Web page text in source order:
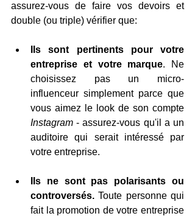
assurez-vous de faire vos devoirs et
double (ou triple) vérifier que:
Ils sont pertinents pour votre
entreprise et votre marque. Ne
choisissez pas un micro-
influenceur simplement parce que
vous aimez le look de son compte
Instagram - assurez-vous qu'il a un
auditoire qui serait intéressé par
votre entreprise.
Ils ne sont pas polarisants ou
controversés. Toute personne qui
fait la promotion de votre entreprise